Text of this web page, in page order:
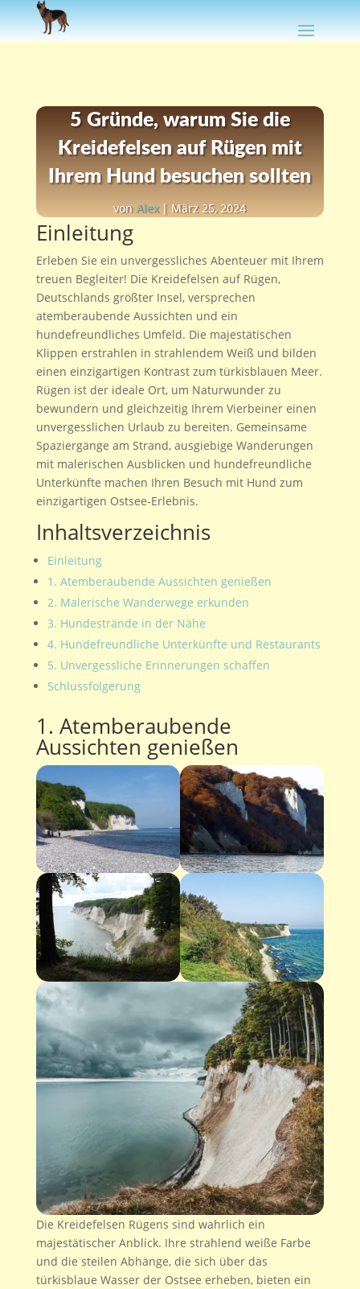
5 Gründe, warum Sie die
Kreidefelsen auf Rügen mit
Ihrem Hund besuchen sollten
vonAlex| März 25, 2024
Einleitung
Erleben Sie ein unvergessliches Abenteuer mit Ihrem
treuen Begleiter! Die Kreidefelsen auf Rügen,
Deutschlands größter Insel, versprechen
atemberaubende Aussichten und ein
hundefreundliches Umfeld. Die majestätischen
Klippen erstrahlen in strahlendem Weiß und bilden
einen einzigartigen Kontrast zum türkisblauen Meer.
Rügen ist der ideale Ort, um Naturwunder zu
bewundern und gleichzeitig Ihrem Vierbeiner einen
unvergesslichen Urlaub zu bereiten. Gemeinsame
Spaziergänge am Strand, ausgiebige Wanderungen
mit malerischen Ausblicken und hundefreundliche
Unterkünfte machen Ihren Besuch mit Hund zum
einzigartigen Ostsee-Erlebnis.
Inhaltsverzeichnis
Einleitung
1. Atemberaubende Aussichten genießen
2. Malerische Wanderwege erkunden
3. Hundestrände in der Nähe
4. Hundefreundliche Unterkünfte und Restaurants
5. Unvergessliche Erinnerungen schaffen
Schlussfolgerung
1. Atemberaubende
Aussichten genießen
Die Kreidefelsen Rügens sind wahrlich ein
majestätischer Anblick. Ihre strahlend weiße Farbe
und die steilen Abhänge, die sich über das
türkisblaue Wasser der Ostsee erheben, bieten ein